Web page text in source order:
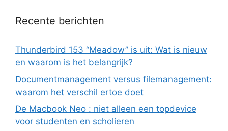
Recente berichten
Thunderbird 153 “Meadow” is uit: Wat is nieuw
en waarom is het belangrijk?
Documentmanagement versus filemanagement:
waarom het verschil ertoe doet
De Macbook Neo : niet alleen een topdevice
voor studenten en scholieren